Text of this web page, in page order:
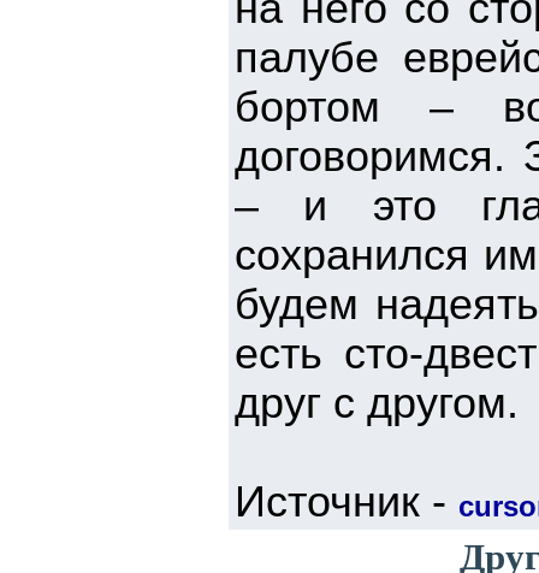
палубе
бортом –
– и это
сохранился
будем
есть сто-
друг с другом.
Источник -